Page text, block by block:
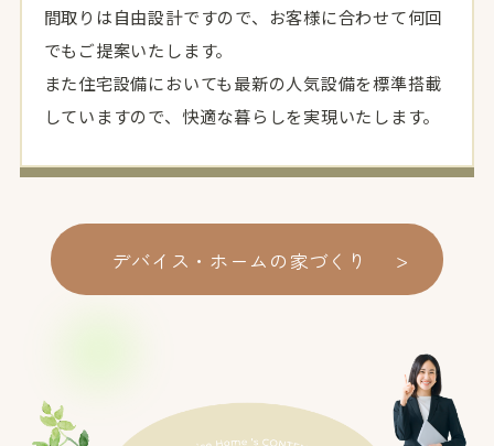
間取りは自由設計ですので、お客様に合わせて何回
でもご提案いたします。
また住宅設備においても最新の人気設備を標準搭載
していますので、快適な暮らしを実現いたします。
デバイス・ホームの家づくり >